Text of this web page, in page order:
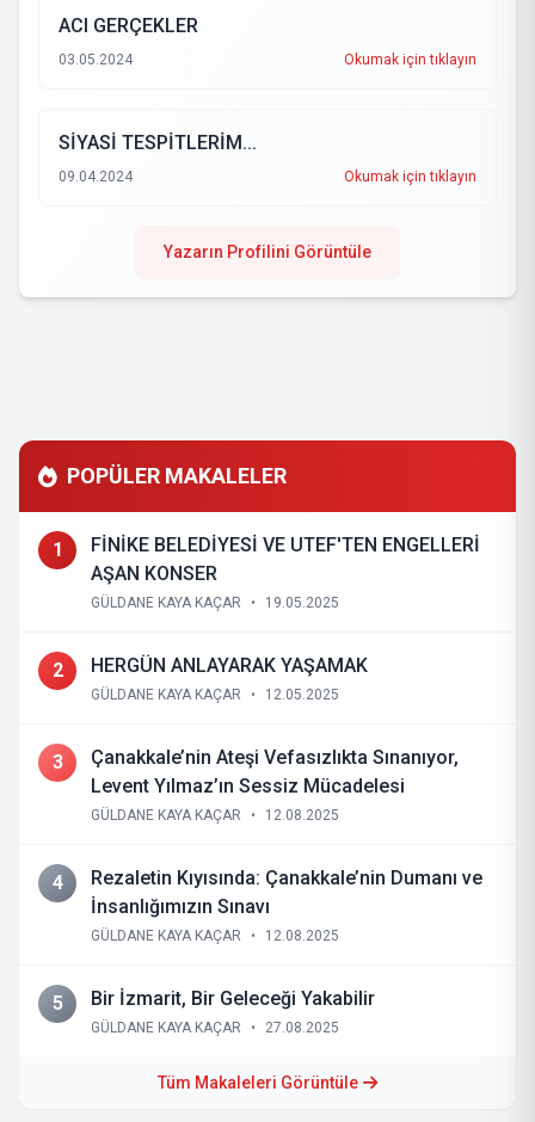
ACI GERÇEKLER
03.05.2024 Okumak için tıklayın
SİYASİ TESPİTLERİM...
09.04.2024 Okumak için tıklayın
Yazarın Profilini Görüntüle
POPÜLER MAKALELER
1
FİNİKE BELEDİYESİ VE UTEF'TEN ENGELLERİ
AŞAN KONSER
GÜLDANE KAYA KAÇAR • 19.05.2025
2 HERGÜN ANLAYARAK YAŞAMAK
GÜLDANE KAYA KAÇAR • 12.05.2025
3
Çanakkale’nin Ateşi Vefasızlıkta Sınanıyor,
Levent Yılmaz’ın Sessiz Mücadelesi
GÜLDANE KAYA KAÇAR • 12.08.2025
4
Rezaletin Kıyısında: Çanakkale’nin Dumanı ve
İnsanlığımızın Sınavı
GÜLDANE KAYA KAÇAR • 12.08.2025
5 Bir İzmarit, Bir Geleceği Yakabilir
GÜLDANE KAYA KAÇAR • 27.08.2025
Tüm Makaleleri Görüntüle